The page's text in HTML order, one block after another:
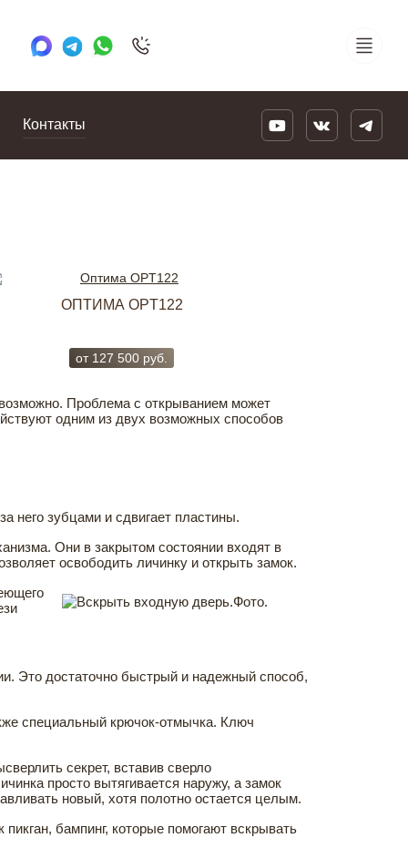
Контакты
ОПТИМА OPT122
от 127 500 руб.
Проблема с открыванием может
одним из двух возможных способов
него зубцами и сдвигает пластины.
Они в закрытом состоянии входят в
освободить личинку и открыть замок.
Это достаточно быстрый и надежный способ,
специальный крючок-отмычка. Ключ
секрет, вставив сверло
просто вытягивается наружу, а замок
новый, хотя полотно остается целым.
бампинг, которые помогают вскрывать